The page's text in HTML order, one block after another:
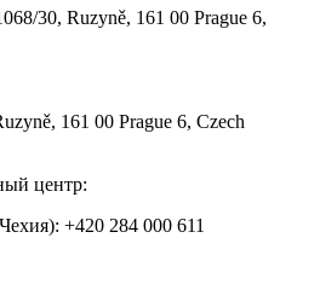
30, Ruzyně, 161 00 Prague 6,
161 00 Prague 6, Czech
центр:
+420 284 000 611